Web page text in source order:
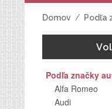
Domov / Podľa
Podľa značky
Alfa Romeo
Audi